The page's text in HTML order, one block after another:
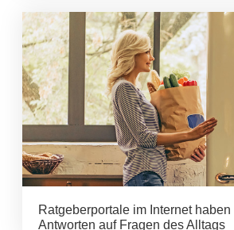
Ratgeberportale im Internet
Antworten auf Fragen des Alltags